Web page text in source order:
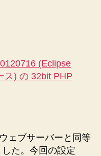
(Eclipse
ス) の 32bit PHP
ェブサーバーと同等
た。今回の設定